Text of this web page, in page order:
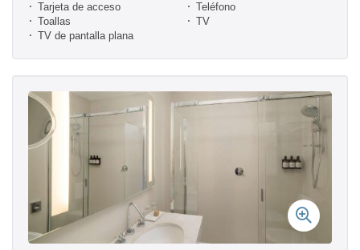
Tarjeta de acceso
Teléfono
Toallas
TV
TV de pantalla plana